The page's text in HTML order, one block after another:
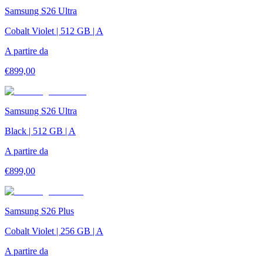
Samsung S26 Ultra
Cobalt Violet | 512 GB | A
A partire da
€899,00
Samsung S26 Ultra
Black | 512 GB | A
A partire da
€899,00
Samsung S26 Plus
Cobalt Violet | 256 GB | A
A partire da